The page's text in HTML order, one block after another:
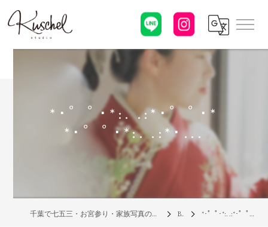
*･゜ﾟ･*:. .:*･゜ﾟ･*
*･゜ﾟ･*:. .:*･...
千葉で七五三・お宮参り・家族写真の写真館なら「クシェルスタジオ」 Blog *･゜ﾟ･*:. .:*･゜ﾟ･**･゜ﾟ･*:. .:*･...